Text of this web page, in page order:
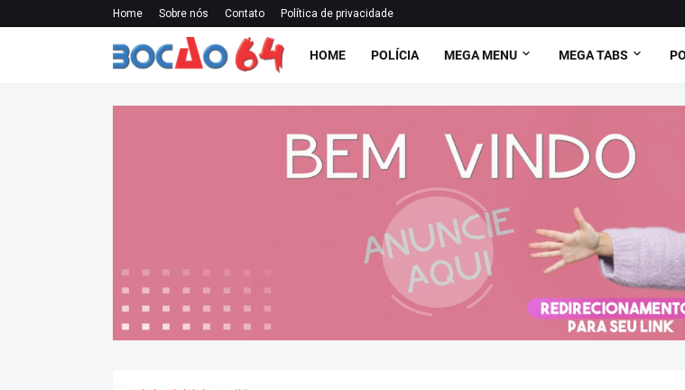
Home Sobre nós Contato Política de privacidade
HOME POLÍCIA MEGA MENU MEGA TABS